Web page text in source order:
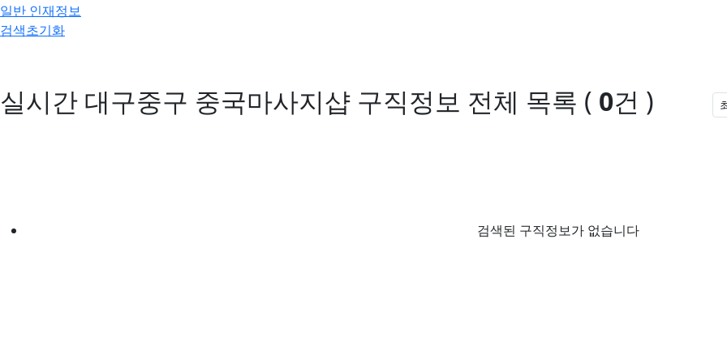
일반 인재정보
검색초기화
실시간 대구중구 중국마사지샵 구직정보 전체 목록 ( 0건 )
검색된 구직정보가 없습니다